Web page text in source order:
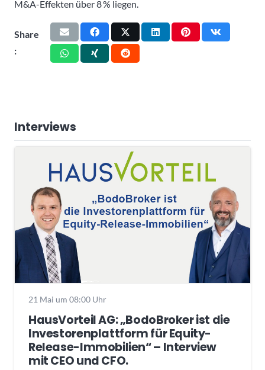
M&A-Effekten über 8 % liegen.
Share
:
Interviews
21 Mai um 08:00 Uhr
HausVorteil AG: „BodoBroker ist die
Investorenplattform für Equity-
Release-Immobilien“ – Interview
mit CEO und CFO.